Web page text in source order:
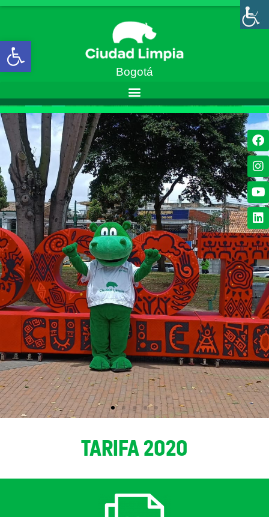
Abrir barra de herramientas
Bogotá
TARIFA 2020